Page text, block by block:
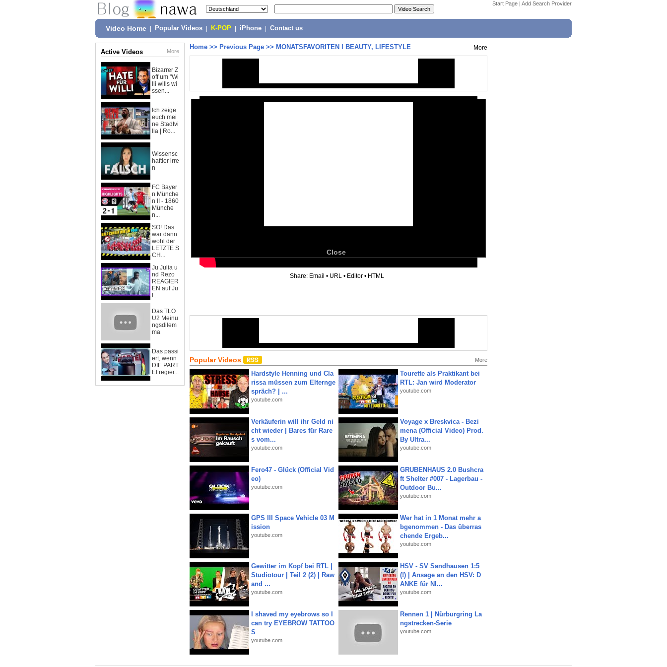
Start Page | Add Search Provider
Video Home Popular Videos K-POP iPhone Contact us
Active Videos More
Bizarrer Z
off um "Wi
lli wills wi
ssen...
Ich zeige
euch mei
ne Stadtvi
lla | Ro...
Wissensc
haftler irre
n
FC Bayer
n Münche
n II - 1860
Münche
n...
SO! Das
war dann
wohl der
LETZTE S
CH...
Ju Julia u
nd Rezo
REAGIER
EN auf Ju
l...
Das TLO
U2 Meinu
ngsdilem
ma
Das passi
ert, wenn
DIE PART
EI regier...
Home >> Previous Page >> MONATSFAVORITEN I BEAUTY, LIFESTYLE More
Close
Share: Email • URL • Editor • HTML
Popular Videos More
Hardstyle Henning und Cla
rissa müssen zum Elternge
spräch? | ...
youtube.com
Tourette als Praktikant bei
RTL: Jan wird Moderator
youtube.com
Verkäuferin will ihr Geld ni
cht wieder | Bares für Rare
s vom...
youtube.com
Voyage x Breskvica - Bezi
mena (Official Video) Prod.
By Ultra...
youtube.com
Fero47 - Glück (Official Vid
eo)
youtube.com
GRUBENHAUS 2.0 Bushcra
ft Shelter #007 - Lagerbau -
Outdoor Bu...
youtube.com
GPS III Space Vehicle 03 M
ission
youtube.com
Wer hat in 1 Monat mehr a
bgenommen - Das überras
chende Ergeb...
youtube.com
Gewitter im Kopf bei RTL |
Studiotour | Teil 2 (2) | Raw
and ...
youtube.com
HSV - SV Sandhausen 1:5
(!) | Ansage an den HSV: D
ANKE für NI...
youtube.com
I shaved my eyebrows so I
can try EYEBROW TATTOO
S
youtube.com
Rennen 1 | Nürburgring La
ngstrecken-Serie
youtube.com